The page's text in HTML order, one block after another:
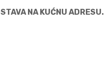
NA KUĆNU ADRESU.